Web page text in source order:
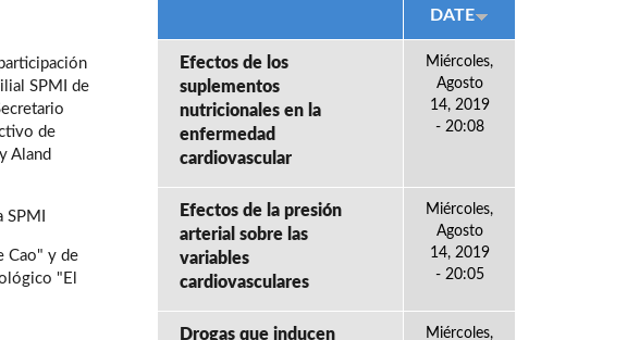
SPMI de
de
Aland
Cao" y de
"El
DATE
Efectos de los
suplementos
nutricionales en la
enfermedad
cardiovascular
Miércoles,
Agosto
14, 2019
- 20:08
Efectos de la presión
arterial sobre las
variables
cardiovasculares
Miércoles,
Agosto
14, 2019
- 20:05
Drogas que inducen
Miércoles,